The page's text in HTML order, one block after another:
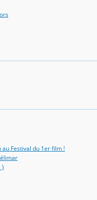
Festival du 1er film !
)